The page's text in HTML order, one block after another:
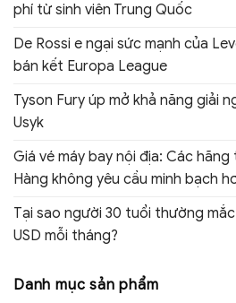
phí từ sinh viên Trung Quốc
De Rossi e ngại sức mạnh của
bán kết Europa League
Tyson Fury úp mở khả năng giải
Usyk
Giá vé máy bay nội địa: Các
Hàng không yêu cầu minh bạch
Tại sao người 30 tuổi thường
USD mỗi tháng?
Danh mục sản phẩm